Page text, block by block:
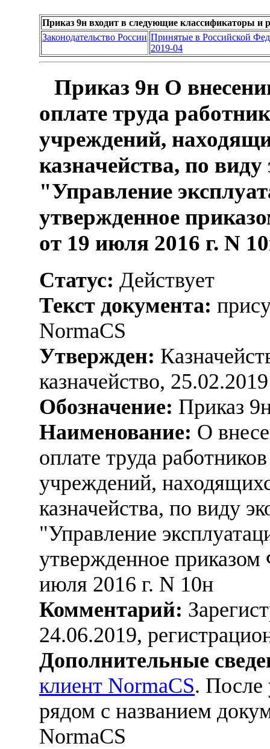
Приказ 9н входит в следующие классификаторы и
Законодательство России Принятые в Российской
2019-04
Приказ 9н О
оплате труда
учреждений,
казначейства, по
"Управление
утвержденное
от 19 июля 2016 г. N
Статус: Действует
Текст документа:
NormaCS
Утвержден:
казначейство, 25.02.2019
Обозначение: Приказ
Наименование: О
оплате труда
учреждений,
казначейства, по виду
"Управление
утвержденное приказом
июля 2016 г. N 10н
Комментарий:
24.06.2019,
Дополнительные
клиент NormaCS. После
рядом с названием
NormaCS